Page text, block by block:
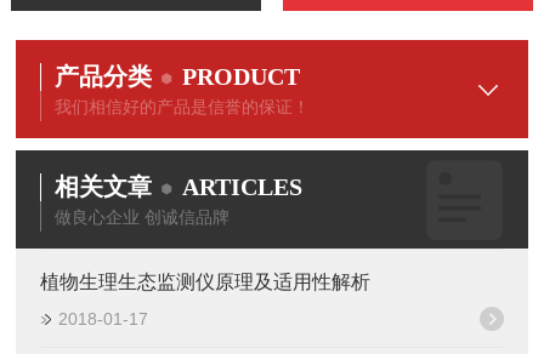
产品分类 PRODUCT
我们相信好的产品是信誉的保证！
相关文章 ARTICLES
做良心企业 创诚信品牌
植物生理生态监测仪原理及适用性解析
2018-01-17